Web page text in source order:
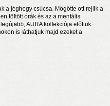
a jéghegy csúcsa. Mögötte ott rejlik a
töltött órák és az a mentális
AURA kollekciója előttük
is láthatjuk majd ezeket a